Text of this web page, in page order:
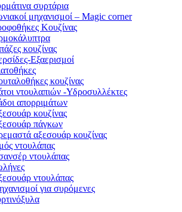
συρτάρια
μηχανισμοί – Magic corner
Κουζίνας
κουζίνας
Εξαερισμοί
κουζίνας
ντουλαπιών -Υδροσυλλέκτες
απορριμάτων
κουζίνας
πάγκων
αξεσουάρ κουζίνας
ντουλάπας
ντουλάπας
ντουλάπας
για συρόμενες